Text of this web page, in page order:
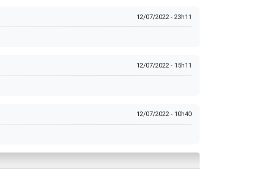
12/07/2022 - 23h11
12/07/2022 - 15h11
12/07/2022 - 10h40